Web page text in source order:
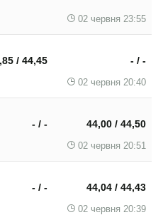
02 червня 23:55
/ 44,45 - / -
02 червня 20:40
- / - 44,00 / 44,50
02 червня 20:51
- / - 44,04 / 44,43
02 червня 20:39